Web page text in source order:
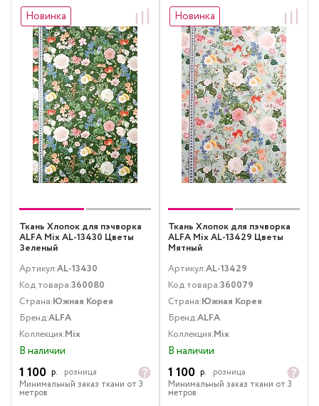
Новинка
Ткань Хлопок для пэчворка
ALFA Mix AL-13430 Цветы
Зеленый
Артикул:AL-13430
Код товара:360080
Страна:Южная Корея
Бренд:ALFA
Коллекция:Mix
В наличии
1 100 р.
розница
Минимальный заказ ткани от 3
метров
Новинка
Ткань Хлопок для пэчворка
ALFA Mix AL-13429 Цветы
Мятный
Артикул:AL-13429
Код товара:360079
Страна:Южная Корея
Бренд:ALFA
Коллекция:Mix
В наличии
1 100 р.
розница
Минимальный заказ ткани от 3
метров